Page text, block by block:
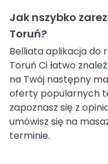
Jak nszybko
Toruń?
Belliata aplikacja do
Toruń Ci łatwo
na Twój następny
oferty popularnych
zapoznasz się z
umówisz się na
terminie.